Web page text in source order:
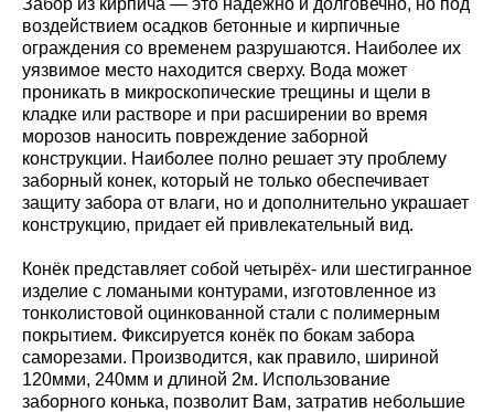
Забор из кирпича — это надёжно и долговечно, но под
воздействием осадков бетонные и кирпичные
ограждения со временем разрушаются. Наиболее их
уязвимое место находится сверху. Вода может
проникать в микроскопические трещины и щели в
кладке или растворе и при расширении во время
морозов наносить повреждение заборной
конструкции. Наиболее полно решает эту проблему
заборный конек, который не только обеспечивает
защиту забора от влаги, но и дополнительно украшает
конструкцию, придает ей привлекательный вид.
Конёк представляет собой четырёх- или шестигранное
изделие с ломаными контурами, изготовленное из
тонколистовой оцинкованной стали с полимерным
покрытием. Фиксируется конёк по бокам забора
саморезами. Производится, как правило, шириной
120мми, 240мм и длиной 2м. Использование
заборного конька, позволит Вам, затратив небольшие